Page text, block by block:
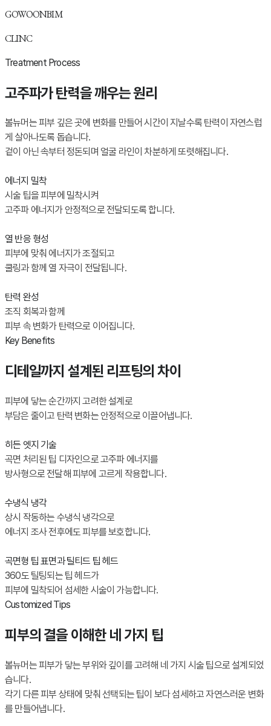
GOWOONBIM
CLINC
Treatment Process
고주파가 탄력을 깨우는 원리
볼뉴머는 피부 깊은 곳에 변화를 만들어 시간이 지날수록 탄력이 자연스럽
게 살아나도록 돕습니다.
겉이 아닌 속부터 정돈되며 얼굴 라인이 차분하게 또렷해집니다.
에너지 밀착
시술 팁을 피부에 밀착시켜
고주파 에너지가 안정적으로 전달되도록 합니다.
열 반응 형성
피부에 맞춰 에너지가 조절되고
쿨링과 함께 열 자극이 전달됩니다.
탄력 완성
조직 회복과 함께
피부 속 변화가 탄력으로 이어집니다.
Key Benefits
디테일까지 설계된 리프팅의 차이
피부에 닿는 순간까지 고려한 설계로
부담은 줄이고 탄력 변화는 안정적으로 이끌어냅니다.
히든 엣지 기술
곡면 처리된 팁 디자인으로 고주파 에너지를
방사형으로 전달해 피부에 고르게 작용합니다.
수냉식 냉각
상시 작동하는 수냉식 냉각으로
에너지 조사 전후에도 피부를 보호합니다.
곡면형 팁 표면과 틸티드 팁 헤드
360도 틸팅되는 팁 헤드가
피부에 밀착되어 섬세한 시술이 가능합니다.
Customized Tips
피부의 결을 이해한 네 가지 팁
볼뉴머는 피부가 닿는 부위와 깊이를 고려해 네 가지 시술 팁으로 설계되었
습니다.
각기 다른 피부 상태에 맞춰 선택되는 팁이 보다 섬세하고 자연스러운 변화
를 만들어냅니다.